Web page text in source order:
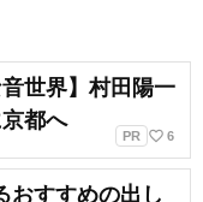
世界】村田陽一
都へ
PR favorite_border 6
おすすめの出し